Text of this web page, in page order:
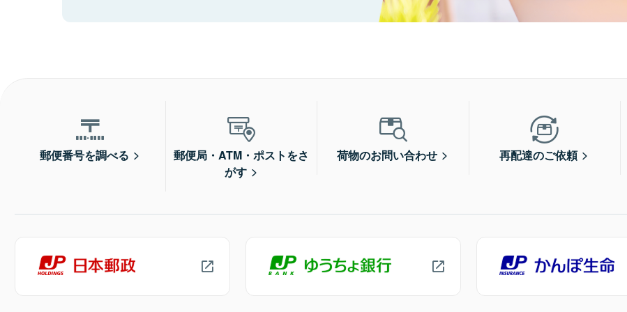
郵便番号を調べる
郵便局・ATM・ポストをさ
がす
荷物のお問い合わせ 再配達のご依頼